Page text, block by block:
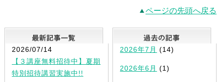
ページの先頭へ戻る
最新記事一覧
2026/07/14
【３講座無料招待中】夏期
特別招待講習実施中!!
2026年7月 (14)
2026年6月 (1)